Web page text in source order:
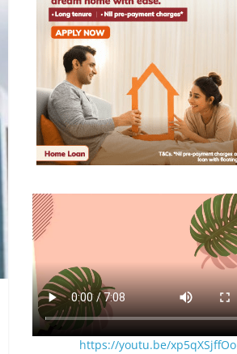
https://youtu.be/xp5qXSjffOo